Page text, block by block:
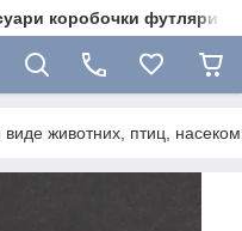
коробочки футляри
животних, птиц,